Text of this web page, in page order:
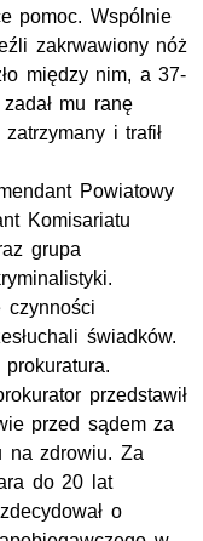
pomoc. Wspólnie
zakrwawiony nóż
między nim, a 37-
mu ranę
i trafił
Powiatowy
Komisariatu
grupa
czynności
świadków.
przedstawił
przed sądem za
na zdrowiu. Za
do 20 lat
o